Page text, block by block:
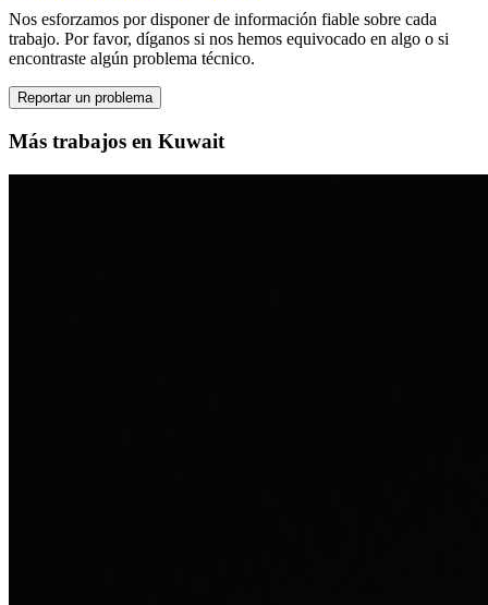
Nos esforzamos por disponer de información fiable sobre cada
trabajo. Por favor, díganos si nos hemos equivocado en algo o si
encontraste algún problema técnico.
Reportar un problema
Más trabajos en Kuwait